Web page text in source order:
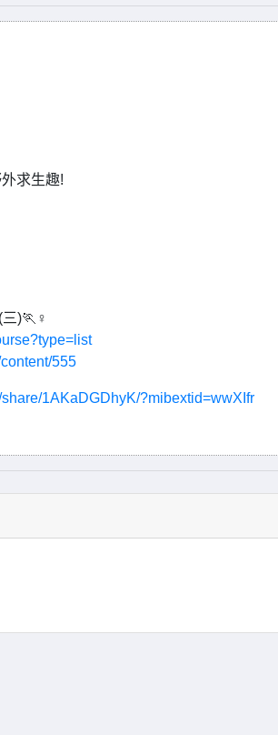
求生趣!
)🏃♀️
555
1AKaDGDhyK/?mibextid=wwXIfr